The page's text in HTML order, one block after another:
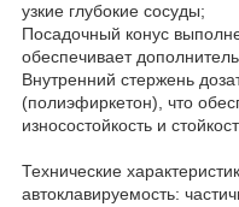
узкие глубокие сосуды;
Посадочный конус
обеспечивает
Внутренний стержень
(полиэфиркетон), что
износостойкость и
Технические
автоклавируемость: